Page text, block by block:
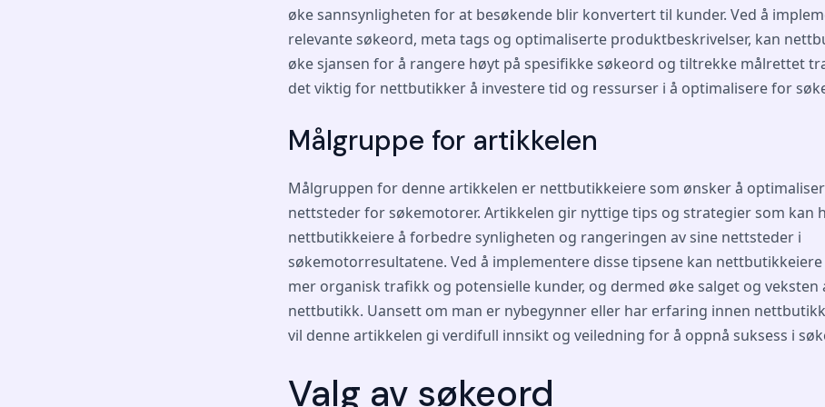
øke sannsynligheten for at besøkende blir konvertert til kunder. Ved å
relevante søkeord, meta tags og optimaliserte produktbeskrivelser, kan
øke sjansen for å rangere høyt på spesifikke søkeord og tiltrekke målrettet
det viktig for nettbutikker å investere tid og ressurser i å optimalisere for
Målgruppe for artikkelen
Målgruppen for denne artikkelen er nettbutikkeiere som ønsker å
nettsteder for søkemotorer. Artikkelen gir nyttige tips og strategier som kan
nettbutikkeiere å forbedre synligheten og rangeringen av sine nettsteder i
søkemotorresultatene. Ved å implementere disse tipsene kan
mer organisk trafikk og potensielle kunder, og dermed øke salget og veksten
nettbutikk. Uansett om man er nybegynner eller har erfaring innen
vil denne artikkelen gi verdifull innsikt og veiledning for å oppnå suksess i
Valg av søkeord